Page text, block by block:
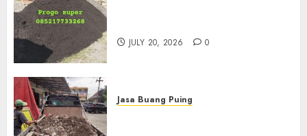
JULY 20, 2026 0
Jasa Buang Puing